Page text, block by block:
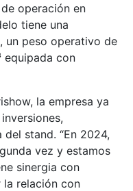
operación en
tiene una
un peso operativo de
equipada con
la empresa ya
stand. “En 2024,
vez y estamos
sinergia con
relación con